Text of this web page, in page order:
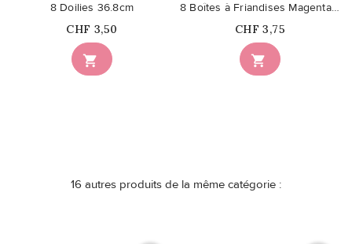

8 Doilies 36.8cm
Prix
CHF 3,50

8 Boîtes à Friandises Magenta à Pois
Prix
CHF 3,75
16 autres produits de la même catégorie :